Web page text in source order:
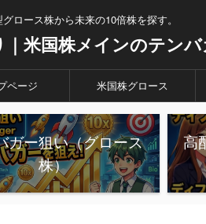
ロース株から未来の10倍株を探す。
｜米国株メインのテン
ページ 米国株グロース
ガー狙い（グロース
株）
高